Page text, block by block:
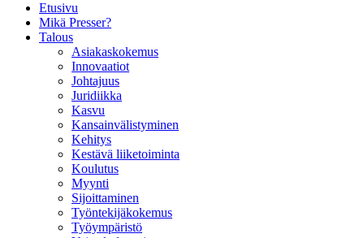
Etusivu
Mikä Presser?
Talous
Asiakaskokemus
Innovaatiot
Johtajuus
Juridiikka
Kasvu
Kansainvälistyminen
Kehitys
Kestävä liiketoiminta
Koulutus
Myynti
Sijoittaminen
Työntekijäkokemus
Työympäristö